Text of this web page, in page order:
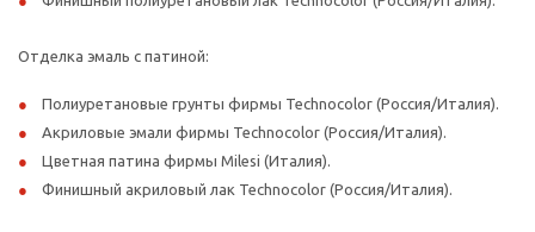
Отделка эмаль с патиной:
Полиуретановые грунты фирмы Technocolor (Россия/Италия).
Акриловые эмали фирмы Technocolor (Россия/Италия).
Цветная патина фирмы Milesi (Италия).
Финишный акриловый лак Technocolor (Россия/Италия).